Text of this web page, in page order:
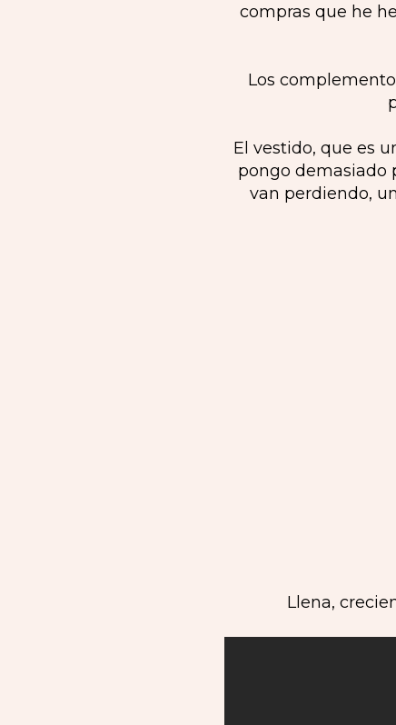
compras que he
Los
El vestido, que es
pongo demasiado
van perdiendo,
Llena,